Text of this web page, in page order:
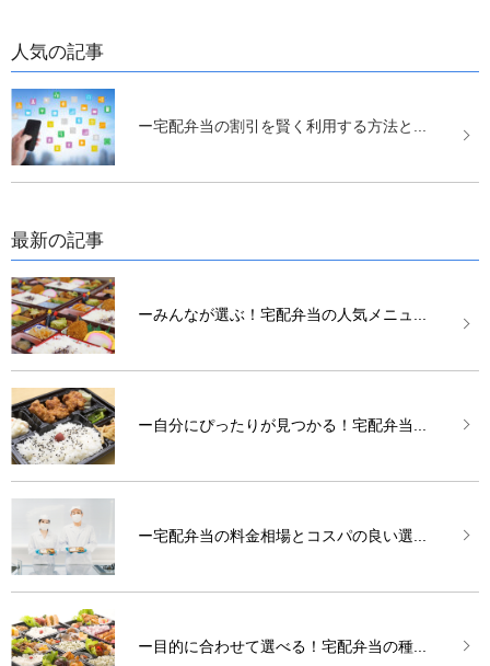
人気の記事
ー宅配弁当の割引を賢く利用する方法と...
最新の記事
ーみんなが選ぶ！宅配弁当の人気メニュ...
ー自分にぴったりが見つかる！宅配弁当...
ー宅配弁当の料金相場とコスパの良い選...
ー目的に合わせて選べる！宅配弁当の種...